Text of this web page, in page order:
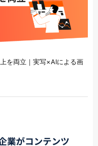
を両立｜実写×AIによる画